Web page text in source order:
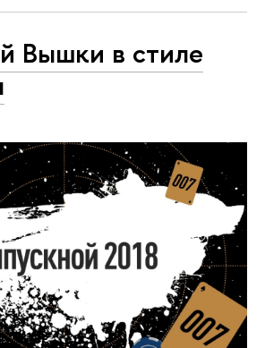
Вышки в стиле